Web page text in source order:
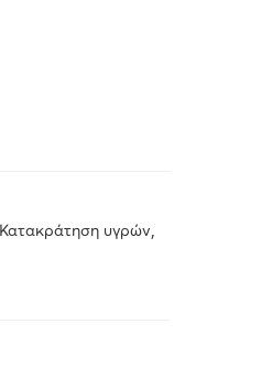
Κατακράτηση υγρών,